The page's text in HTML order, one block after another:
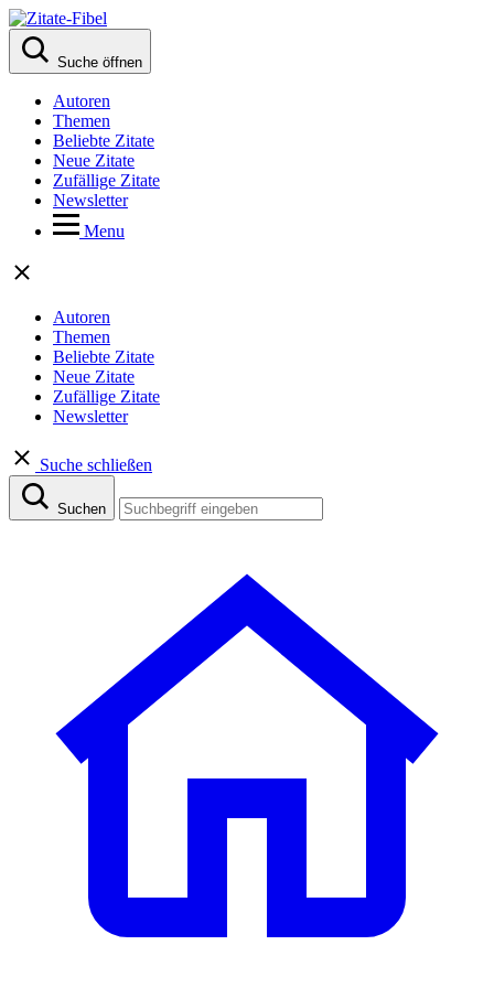
Suche öffnen
Autoren
Themen
Beliebte Zitate
Neue Zitate
Zufällige Zitate
Newsletter
Menu
Autoren
Themen
Beliebte Zitate
Neue Zitate
Zufällige Zitate
Newsletter
Suche schließen
Suchen